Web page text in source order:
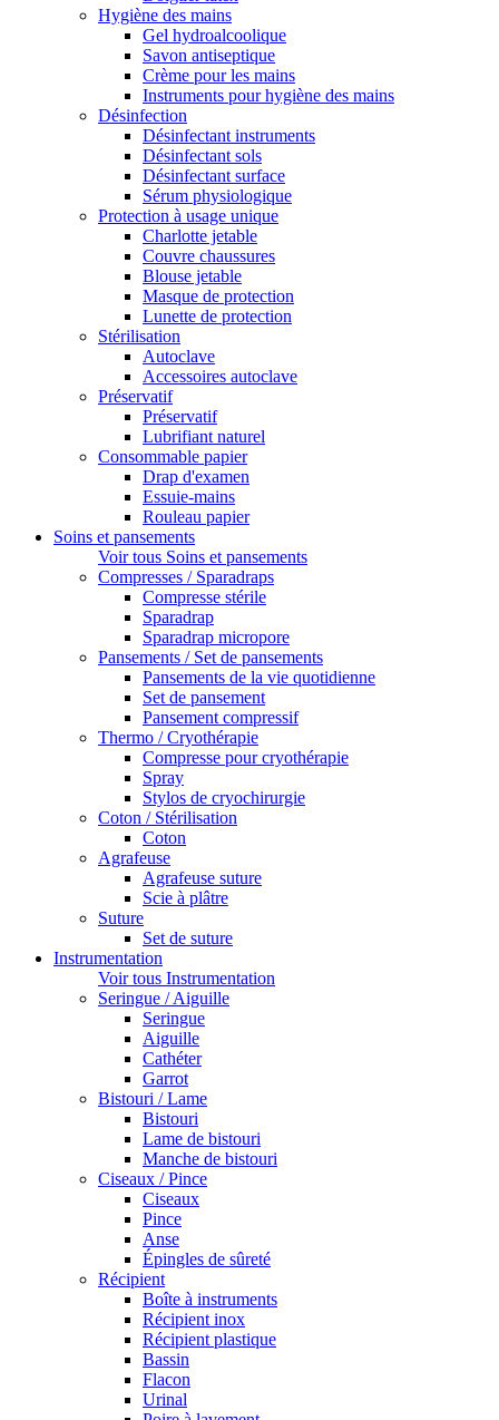
Hygiène des mains
Gel hydroalcoolique
Savon antiseptique
Crème pour les mains
Instruments pour hygiène des mains
Désinfection
Désinfectant instruments
Désinfectant sols
Désinfectant surface
Sérum physiologique
Protection à usage unique
Charlotte jetable
Couvre chaussures
Blouse jetable
Masque de protection
Lunette de protection
Stérilisation
Autoclave
Accessoires autoclave
Préservatif
Préservatif
Lubrifiant naturel
Consommable papier
Drap d'examen
Essuie-mains
Rouleau papier
Soins et pansements
Voir tous Soins et pansements
Compresses / Sparadraps
Compresse stérile
Sparadrap
Sparadrap micropore
Pansements / Set de pansements
Pansements de la vie quotidienne
Set de pansement
Pansement compressif
Thermo / Cryothérapie
Compresse pour cryothérapie
Spray
Stylos de cryochirurgie
Coton / Stérilisation
Coton
Agrafeuse
Agrafeuse suture
Scie à plâtre
Suture
Set de suture
Instrumentation
Voir tous Instrumentation
Seringue / Aiguille
Seringue
Aiguille
Cathéter
Garrot
Bistouri / Lame
Bistouri
Lame de bistouri
Manche de bistouri
Ciseaux / Pince
Ciseaux
Pince
Anse
Épingles de sûreté
Récipient
Boîte à instruments
Récipient inox
Récipient plastique
Bassin
Flacon
Urinal